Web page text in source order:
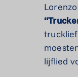
lijflied